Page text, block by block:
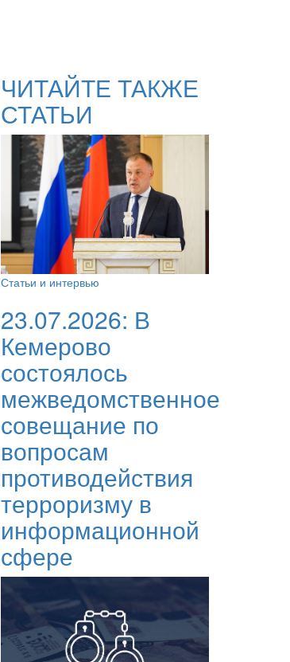
ЧИТАЙТЕ ТАКЖЕ
СТАТЬИ
Статьи и интервью
23.07.2026: В
Кемерово
состоялось
межведомственное
совещание по
вопросам
противодействия
терроризму в
информационной
сфере